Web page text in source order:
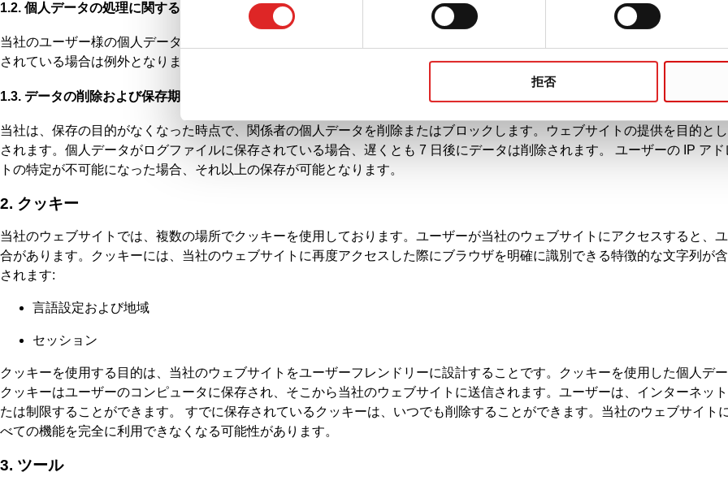
択
拒否
1.2. 個人データの処理に関する法的根拠
当社のユーザー様の個人データの処理は、通常、ユーザー様の同意を得て行われます。ただし、実際の理由により事前の同
されている場合は例外となります。データおよびログファイルの保存は、GDPR 第 6 条第 1 項 f 号に基づいて行われます。
1.3. データの削除および保存期間
当社は、保存の目的がなくなった時点で、関係者の個人データを削除またはブロックします。ウェブサイトの提供を目的と
されます。個人データがログファイルに保存されている場合、遅くとも 7 日後にデータは削除されます。 ユーザーの IP ア
トの特定が不可能になった場合、それ以上の保存が可能となります。
2. クッキー
当社のウェブサイトでは、複数の場所でクッキーを使用しております。ユーザーが当社のウェブサイトにアクセスすると、
合があります。クッキーには、当社のウェブサイトに再度アクセスした際にブラウザを明確に識別できる特徴的な文字列が
されます:
言語設定および地域
セッション
クッキーを使用する目的は、当社のウェブサイトをユーザーフレンドリーに設計することです。クッキーを使用した個人デ
クッキーはユーザーのコンピュータに保存され、そこから当社のウェブサイトに送信されます。ユーザーは、インターネッ
たは制限することができます。 すでに保存されているクッキーは、いつでも削除することができます。当社のウェブサイ
べての機能を完全に利用できなくなる可能性があります。
3. ツール